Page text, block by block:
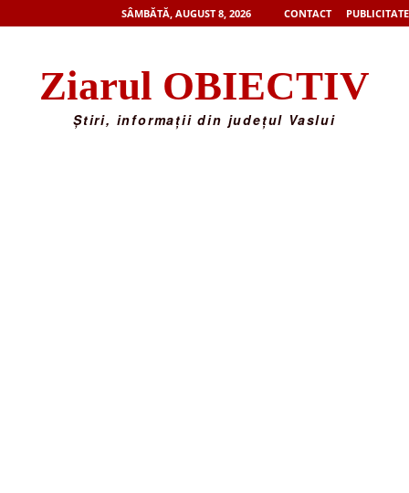
SÂMBĂTĂ, AUGUST 8, 2026 CONTACT PUBLICITATE
Ziarul OBIECTIV
Știri, informații din județul Vaslui